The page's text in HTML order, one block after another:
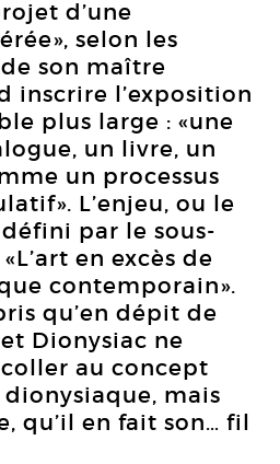
d’une
selon les
son maître
inscrire l’exposition
plus large : «une
un livre, un
un processus
L’enjeu, ou le
par le sous-
en excès de
contemporain».
qu’en dépit de
Dionysiac ne
coller au concept
mais
qu’il en fait son… fil